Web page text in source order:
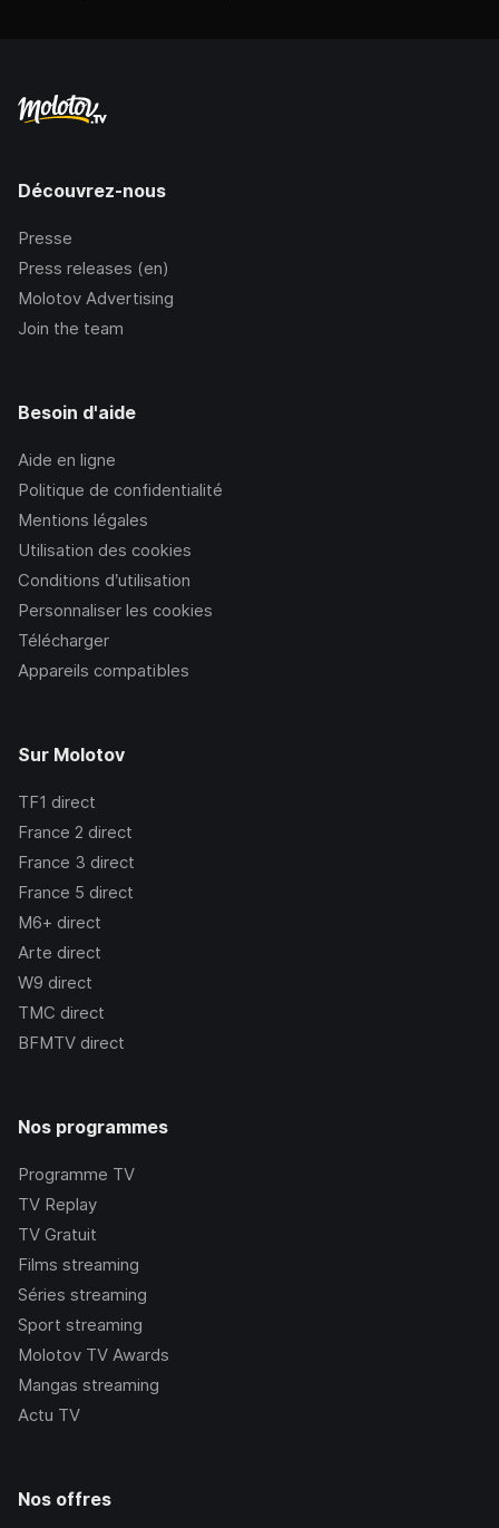
Découvrez-nous
Presse
Press releases (en)
Molotov Advertising
Join the team
Besoin d'aide
Aide en ligne
Politique de confidentialité
Mentions légales
Utilisation des cookies
Conditions d’utilisation
Personnaliser les cookies
Télécharger
Appareils compatibles
Sur Molotov
TF1 direct
France 2 direct
France 3 direct
France 5 direct
M6+ direct
Arte direct
W9 direct
TMC direct
BFMTV direct
Nos programmes
Programme TV
TV Replay
TV Gratuit
Films streaming
Séries streaming
Sport streaming
Molotov TV Awards
Mangas streaming
Actu TV
Nos offres